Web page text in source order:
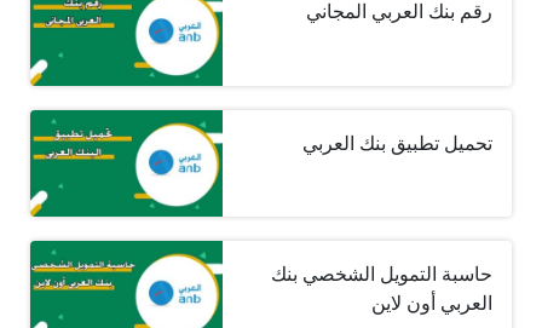
رقم بنك العربي المجاني
تحميل تطبيق بنك العربي
حاسبة التمويل الشخصي بنك
العربي أون لاين